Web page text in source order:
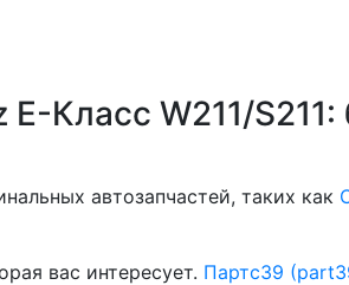
Класс W211/
автозапчастей, таких как
вас интересует. Партс39